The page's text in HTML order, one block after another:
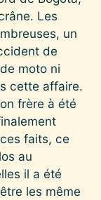
Les
un
de
moto ni
cette affaire.
frère à été
faits, ce
au
il a été
les même